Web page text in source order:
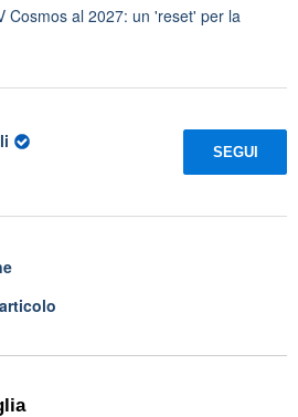
Cosmos al 2027: un 'reset' per la
SEGUI